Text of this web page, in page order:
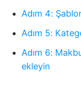
Adım 4:
Adım 5:
Adım 6:
ekleyin